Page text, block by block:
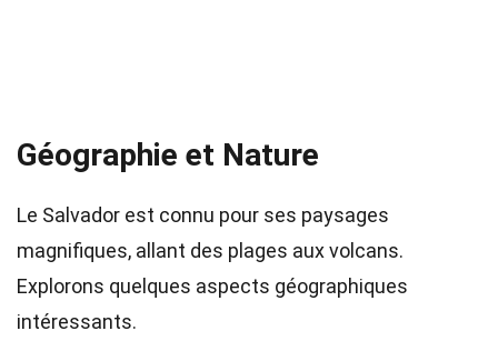
Géographie et Nature
Le Salvador est connu pour ses paysages
magnifiques, allant des plages aux volcans.
Explorons quelques aspects géographiques
intéressants.